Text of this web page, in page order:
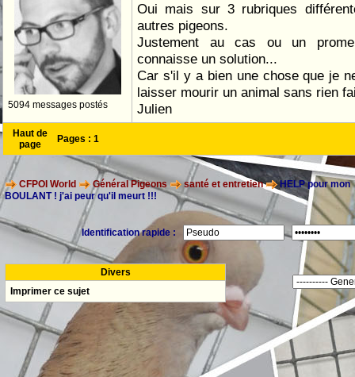
5094 messages postés
Oui mais sur 3 rubriques
autres pigeons.
Justement au cas ou un
connaisse un solution...
Car s'il y a bien une chose que je
laisser mourir un animal sans rien
Julien
Haut de
page
Pages : 1
CFPOI World Général Pigeons santé et entretien
HELP pour mon
BOULANT ! j'ai peur qu'il meurt !!!
Identification rapide :
Divers
Imprimer ce sujet